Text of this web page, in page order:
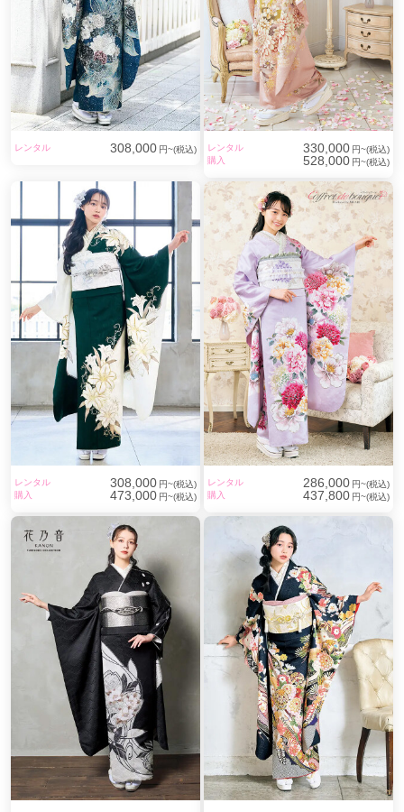
レンタル 308,000 円~(税込) レンタル 330,000 円~(税込)
購入
528,000 円~(税込)
レンタル 308,000 円~(税込)
購入
473,000 円~(税込)
レンタル 286,000 円~(税込)
購入
437,800 円~(税込)